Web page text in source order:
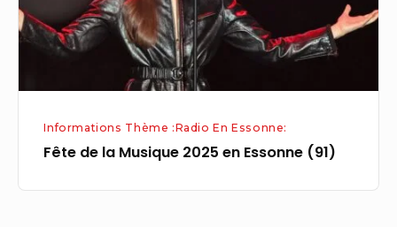
Essonne
(91)
Informations Thème :Radio En Essonne:
Fête de la Musique 2025 en Essonne (91)